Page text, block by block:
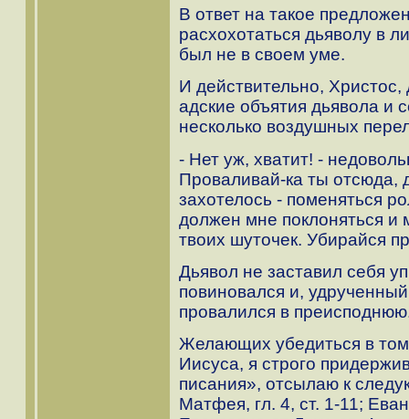
В ответ на такое
расхохотаться дьяволу в
был не в своем уме.
И действительно,
адские объятия дьявола и
несколько воздушных
- Нет уж, хватит! -
Проваливай-ка ты отсюда,
захотелось - поменяться
должен мне поклоняться и
твоих шуточек. Убирайся
Дьявол не заставил себя
повиновался и,
провалился в
Желающих убедиться в
Иисуса, я строго
писания», отсылаю к
Матфея, гл. 4, ст. 1-11;